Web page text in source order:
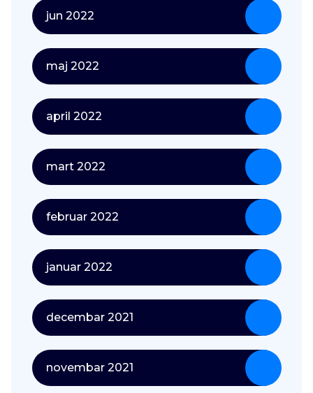
jun 2022
maj 2022
april 2022
mart 2022
februar 2022
januar 2022
decembar 2021
novembar 2021